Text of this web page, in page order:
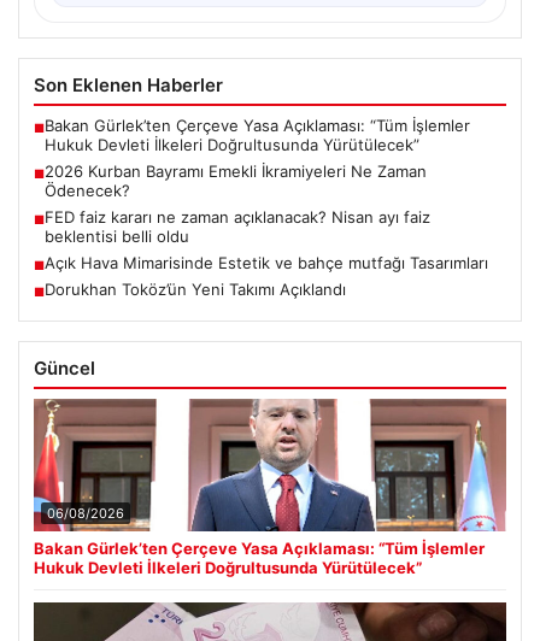
Son Eklenen Haberler
■Bakan Gürlek’ten Çerçeve Yasa Açıklaması: “Tüm İşlemler
Hukuk Devleti İlkeleri Doğrultusunda Yürütülecek”
■2026 Kurban Bayramı Emekli İkramiyeleri Ne Zaman
Ödenecek?
■FED faiz kararı ne zaman açıklanacak? Nisan ayı faiz
beklentisi belli oldu
■Açık Hava Mimarisinde Estetik ve bahçe mutfağı Tasarımları
■Dorukhan Toköz’ün Yeni Takımı Açıklandı
Güncel
06/08/2026
Bakan Gürlek’ten Çerçeve Yasa Açıklaması: “Tüm İşlemler
Hukuk Devleti İlkeleri Doğrultusunda Yürütülecek”